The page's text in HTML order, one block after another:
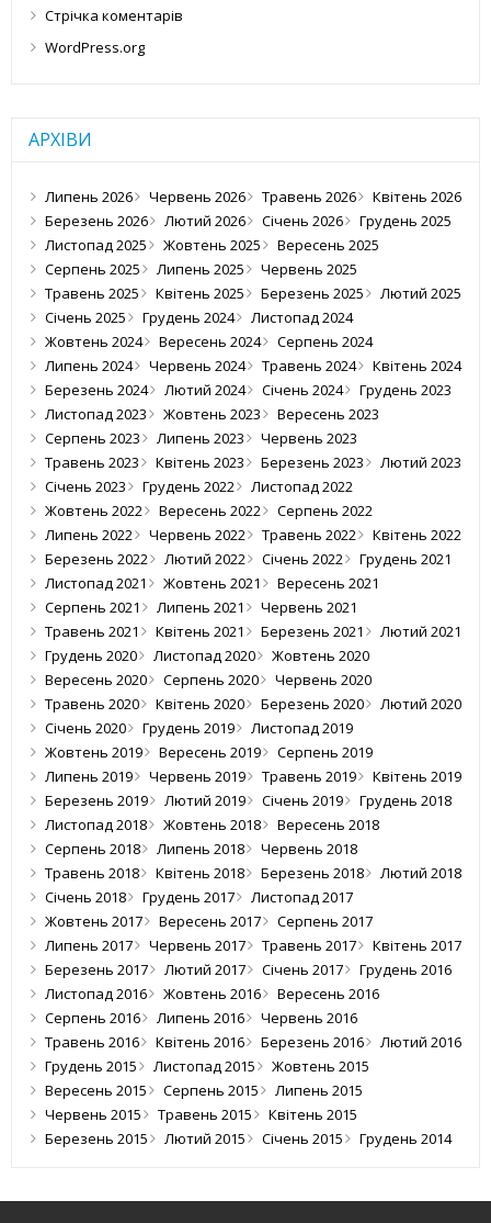
Стрічка коментарів
WordPress.org
АРХІВИ
Липень 2026 Червень 2026 Травень 2026
Квітень 2026
Березень 2026
Лютий 2026 Січень 2026
Грудень 2025
Листопад 2025
Жовтень 2025
Вересень 2025
Серпень 2025
Липень 2025
Червень 2025
Травень 2025
Квітень 2025 Березень 2025
Лютий 2025
Січень 2025
Грудень 2024
Листопад 2024
Жовтень 2024
Вересень 2024
Серпень 2024
Липень 2024
Червень 2024 Травень 2024
Квітень 2024
Березень 2024
Лютий 2024 Січень 2024
Грудень 2023
Листопад 2023
Жовтень 2023
Вересень 2023
Серпень 2023
Липень 2023
Червень 2023
Травень 2023
Квітень 2023 Березень 2023
Лютий 2023
Січень 2023
Грудень 2022
Листопад 2022
Жовтень 2022
Вересень 2022
Серпень 2022
Липень 2022
Червень 2022 Травень 2022
Квітень 2022
Березень 2022
Лютий 2022 Січень 2022
Грудень 2021
Листопад 2021
Жовтень 2021
Вересень 2021
Серпень 2021
Липень 2021
Червень 2021
Травень 2021
Квітень 2021 Березень 2021
Лютий 2021
Грудень 2020
Листопад 2020
Жовтень 2020
Вересень 2020
Серпень 2020
Червень 2020
Травень 2020
Квітень 2020 Березень 2020
Лютий 2020
Січень 2020
Грудень 2019
Листопад 2019
Жовтень 2019
Вересень 2019
Серпень 2019
Липень 2019
Червень 2019 Травень 2019
Квітень 2019
Березень 2019
Лютий 2019 Січень 2019
Грудень 2018
Листопад 2018
Жовтень 2018
Вересень 2018
Серпень 2018
Липень 2018
Червень 2018
Травень 2018
Квітень 2018 Березень 2018
Лютий 2018
Січень 2018
Грудень 2017
Листопад 2017
Жовтень 2017
Вересень 2017
Серпень 2017
Липень 2017
Червень 2017 Травень 2017
Квітень 2017
Березень 2017
Лютий 2017 Січень 2017
Грудень 2016
Листопад 2016
Жовтень 2016
Вересень 2016
Серпень 2016
Липень 2016
Червень 2016
Травень 2016
Квітень 2016 Березень 2016
Лютий 2016
Грудень 2015
Листопад 2015
Жовтень 2015
Вересень 2015
Серпень 2015
Липень 2015
Червень 2015
Травень 2015
Квітень 2015
Березень 2015
Лютий 2015 Січень 2015 Грудень 2014